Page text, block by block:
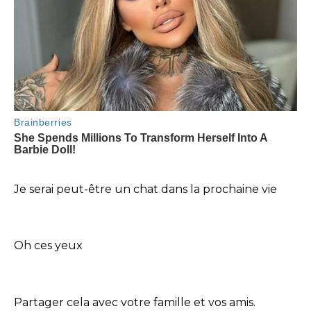
Je serai peut-être un chat dans la prochaine vie
Oh ces yeux
Partager cela avec votre famille et vos amis.